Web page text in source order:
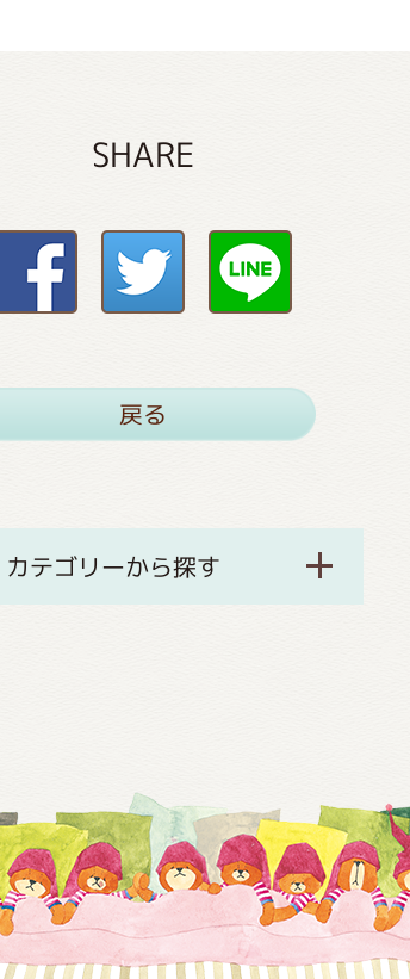
SHARE
戻る
カテゴリーから探す